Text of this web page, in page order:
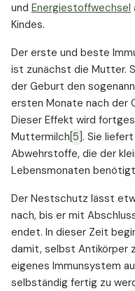
und Energiestoffwechsel
Kindes.
Der erste und beste
ist zunächst die Mutter.
der Geburt den
ersten Monate nach der
Dieser Effekt wird
Muttermilch [5] . Sie
Abwehrstoffe, die der
Lebensmonaten
Der Nestschutz lässt
nach, bis er mit
endet. In dieser Zeit
damit, selbst Antikörper
eigenes Immunsystem
selbständig fertig zu